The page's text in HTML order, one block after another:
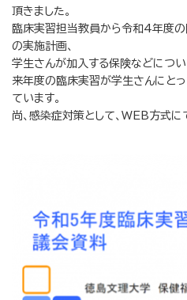
頂きました。
臨床実習担当教員から令和4年度
の実施計画、
学生さんが加入する保険などについ
来年度の臨床実習が学生さんにと
ています。
尚、感染症対策として、WEB方式に